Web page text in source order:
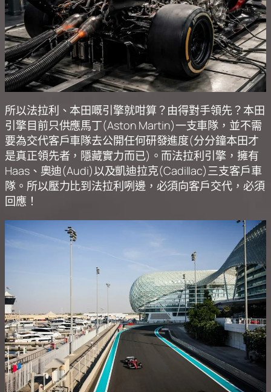
所以法拉利、本田嘅引擎就咁算？由得對手領先？本田
引擎目前只供應馬丁(Aston Martin)一支車隊，並不需
要為交代客戶車隊去公開任何研發進度(分分鐘本田才
是真正領先者，隱藏實力而已)。而法拉利引擎，擁有
Haas、奧迪(Audi)以及凱迪拉克(Cadillac)三支客戶車
隊。所以壓力比到法拉利咧邊，必須向客戶交代，必須
回應！